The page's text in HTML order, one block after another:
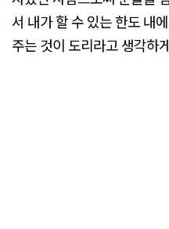
서 내가 할 수 있는 한도 내
주는 것이 도리라고 생각하